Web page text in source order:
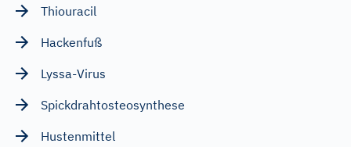
Thiouracil
Hackenfuß
Lyssa-Virus
Spickdrahtosteosynthese
Hustenmittel